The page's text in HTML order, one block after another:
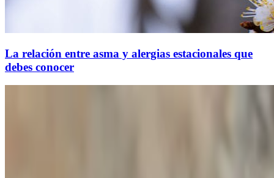
La relación entre asma y alergias estacionales que
debes conocer